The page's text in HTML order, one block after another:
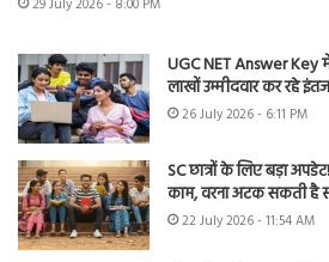
29 July 2026 - 8:00 PM
UGC NET Answer Key
लाखों उम्मीदवार कर रहे
26 July 2026 - 6:11 PM
SC छात्रों के लिए बड़ा
काम, वरना अटक सकती है
22 July 2026 - 11:54 AM